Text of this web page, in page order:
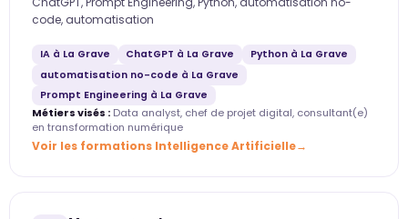
code, automatisation
IA à La Grave ChatGPT à La Grave
Python à La Grave
automatisation no-code à La Grave
Prompt Engineering à La Grave
Métiers visés : Data analyst, chef de projet digital, consultant(e)
en transformation numérique
Voir les formations Intelligence Artificielle